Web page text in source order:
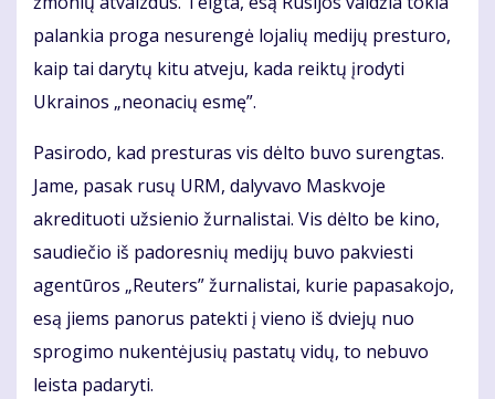
palankia proga nesurengė lojalių medijų presturo,
kaip tai darytų kitu atveju, kada reiktų įrodyti
Ukrainos „neonacių esmę”.
Pasirodo, kad presturas vis dėlto buvo surengtas.
Jame, pasak rusų URM, dalyvavo Maskvoje
akredituoti užsienio žurnalistai. Vis dėlto be kino,
saudiečio iš padoresnių medijų buvo pakviesti
agentūros „Reuters” žurnalistai, kurie papasakojo,
esą jiems panorus patekti į vieno iš dviejų nuo
sprogimo nukentėjusių pastatų vidų, to nebuvo
leista padaryti.